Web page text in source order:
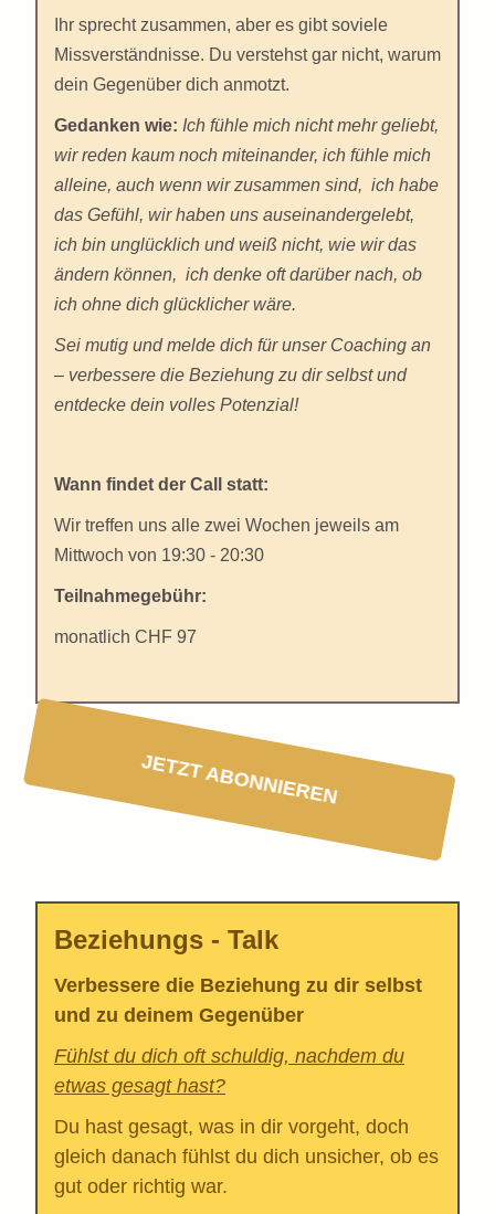
Ihr sprecht zusammen, aber es gibt soviele
Missverständnisse. Du verstehst gar nicht, warum
dein Gegenüber dich anmotzt.
Gedanken wie: Ich fühle mich nicht mehr geliebt,
wir reden kaum noch miteinander, ich fühle mich
alleine, auch wenn wir zusammen sind, ich habe
das Gefühl, wir haben uns auseinandergelebt,
ich bin unglücklich und weiß nicht, wie wir das
ändern können, ich denke oft darüber nach, ob
ich ohne dich glücklicher wäre.
Sei mutig und melde dich für unser Coaching an
– verbessere die Beziehung zu dir selbst und
entdecke dein volles Potenzial!
Wann findet der Call statt:
Wir treffen uns alle zwei Wochen jeweils am
Mittwoch von 19:30 - 20:30
Teilnahmegebühr:
monatlich CHF 97
JETZT ABONNIEREN
Beziehungs - Talk
Verbessere die Beziehung zu dir selbst
und zu deinem Gegenüber
Fühlst du dich oft schuldig, nachdem du
etwas gesagt hast?
Du hast gesagt, was in dir vorgeht, doch
gleich danach fühlst du dich unsicher, ob es
gut oder richtig war.